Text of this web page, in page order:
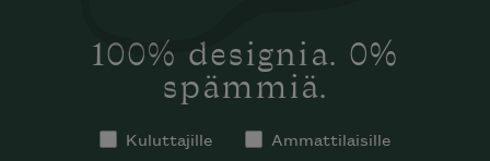
100% designia. 0%
spämmiä.
Kuluttajille Ammattilaisille